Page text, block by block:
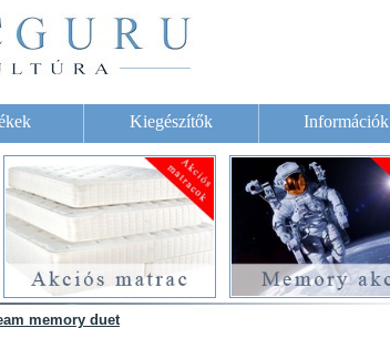
Kiegészítők Információk
memory duet